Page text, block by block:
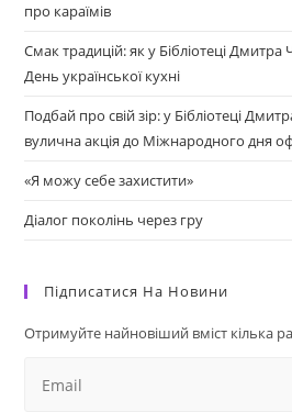
про караїмів
Смак традицій: як у Бібліотеці
День української кухні
Подбай про свій зір: у Бібліотеці
вулична акція до Міжнародного дня
«Я можу себе захистити»
Діалог поколінь через гру
Підписатися На Новини
Отримуйте найновіший вміст кілька